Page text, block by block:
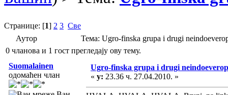
Странице: [1] 2 3 Све
Аутор
Тема: Ugro-finska grupa i drugi
0 чланова и 1 гост прегледају ову тему.
Suomalainen
одомаћен члан
Ugro-finska grupa i drugi
« у: 23.36 ч. 27.04.2010. »